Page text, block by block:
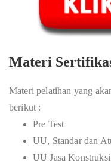
Materi
Materi pelatihan yang
berikut :
Pre Test
UU, Standar dan
UU Jasa